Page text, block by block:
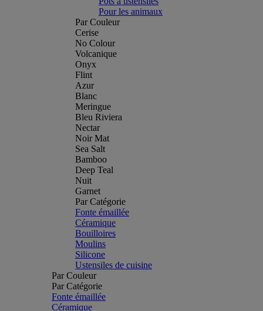
Pour les animaux
Par Couleur
Cerise
No Colour
Volcanique
Onyx
Flint
Azur
Blanc
Meringue
Bleu Riviera
Nectar
Noir Mat
Sea Salt
Bamboo
Deep Teal
Nuit
Garnet
Par Catégorie
Fonte émaillée
Céramique
Bouilloires
Moulins
Silicone
Ustensiles de cuisine
Par Couleur
Par Catégorie
Fonte émaillée
Céramique